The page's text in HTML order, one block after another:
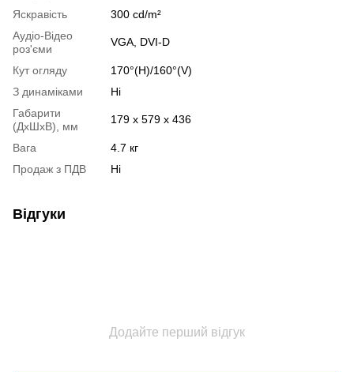
Яскравість
300 cd/m²
Аудіо-Відео
роз'єми
VGA, DVI-D
Кут огляду
170°(H)/160°(V)
З динаміками
Ні
Габарити
(ДхШхВ), мм
179 x 579 x 436
Вага
4.7 кг
Продаж з ПДВ
Ні
Відгуки
Додайте перший відгук